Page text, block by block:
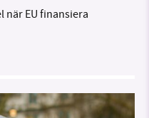
när EU finansiera